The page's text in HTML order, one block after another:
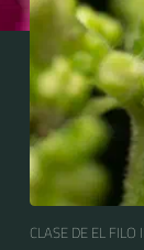
CLASE DE EL FILO